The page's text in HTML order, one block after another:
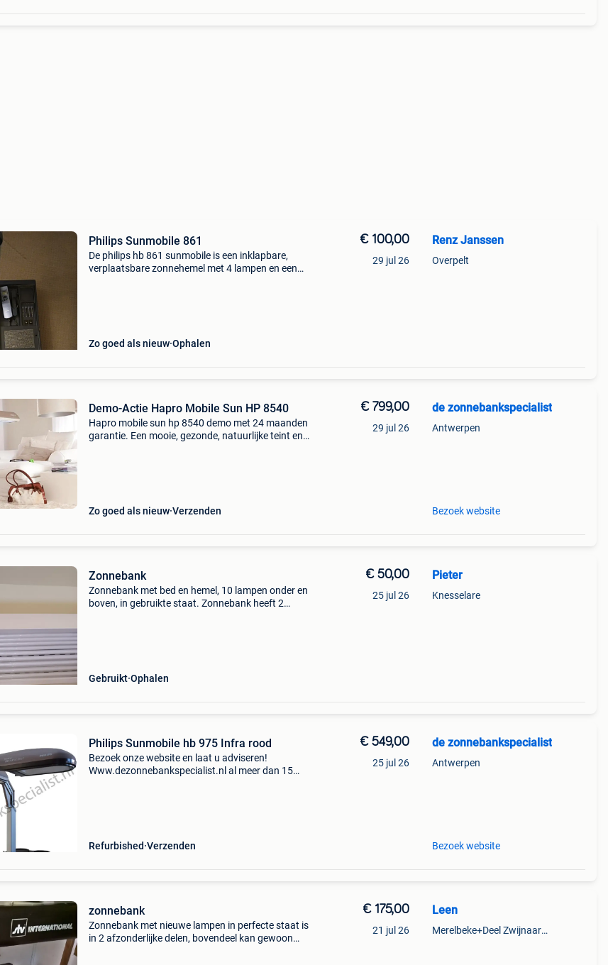
Philips Sunmobile 861
De philips hb 861 sunmobile is een inklapbare,
verplaatsbare zonnehemel met 4 lampen en een
Zo goed als nieuw Ophalen
€ 100,00
29 jul 26
Renz Janssen
Overpelt
Demo-Actie Hapro Mobile Sun HP 8540
Hapro mobile sun hp 8540 demo met 24 maanden
garantie. Een mooie, gezonde, natuurlijke teint en
Zo goed als nieuw Verzenden
€ 799,00
29 jul 26
de zonnebankspecialist
Antwerpen
Bezoek website
Zonnebank
Zonnebank met bed en hemel, 10 lampen onder en
boven, in gebruikte staat. Zonnebank heeft 2
Gebruikt Ophalen
€ 50,00
25 jul 26
Pieter
Knesselare
Philips Sunmobile hb 975 Infra rood
Bezoek onze website en laat u adviseren!
Www.dezonnebankspecialist.nl al meer dan 15
Refurbished Verzenden
€ 549,00
25 jul 26
de zonnebankspecialist
Antwerpen
Bezoek website
zonnebank
Zonnebank met nieuwe lampen in perfecte staat is
in 2 afzonderlijke delen, bovendeel kan gewoon
€ 175,00
21 jul 26
Leen
Merelbeke+Deel Zwijnaarde